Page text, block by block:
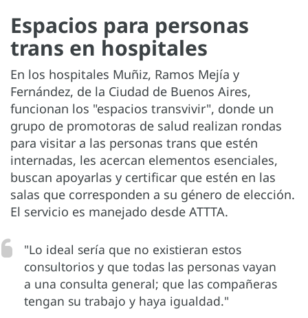
Espacios para personas
trans en hospitales
En los hospitales Muñiz, Ramos Mejía y
Fernández, de la Ciudad de Buenos Aires,
funcionan los "espacios transvivir", donde un
grupo de promotoras de salud realizan rondas
para visitar a las personas trans que estén
internadas, les acercan elementos esenciales,
buscan apoyarlas y certificar que estén en las
salas que corresponden a su género de elección.
El servicio es manejado desde ATTTA.
"Lo ideal sería que no existieran estos
consultorios y que todas las personas vayan
a una consulta general; que las compañeras
tengan su trabajo y haya igualdad."